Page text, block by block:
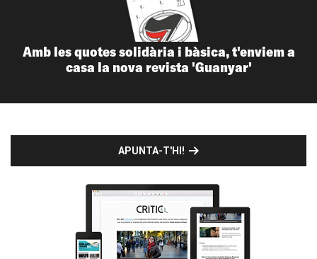
Amb les quotes solidària i bàsica, t'enviem a
casa la nova revista 'Guanyar'
APUNTA-T'HI!